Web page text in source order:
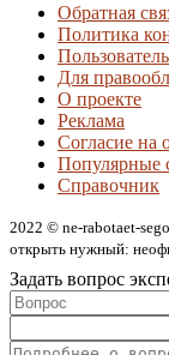
Обратная
Политика
Для
О проекте
Реклама
Согласие на
Популярные
Справочник
2022 © ne-rabotaet-
открыть нужный:
Задать вопрос